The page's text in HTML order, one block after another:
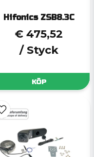
Hifonics ZSB8.3C
€ 475,52
/ Styck
KÖP